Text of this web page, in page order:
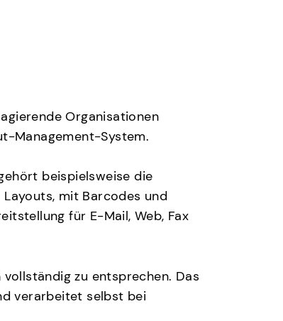
Organisationen
Management-System.
beispielsweise die
mit Barcodes und
für E-Mail, Web, Fax
zu entsprechen. Das
verarbeitet selbst bei